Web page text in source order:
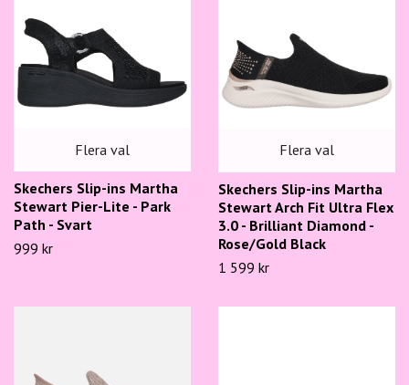
Flera val
Skechers Slip-ins Martha
Stewart Pier-Lite - Park
Path - Svart
999 kr
Flera val
Skechers Slip-ins Martha
Stewart Arch Fit Ultra Flex
3.0 - Brilliant Diamond -
Rose/Gold Black
1 599 kr